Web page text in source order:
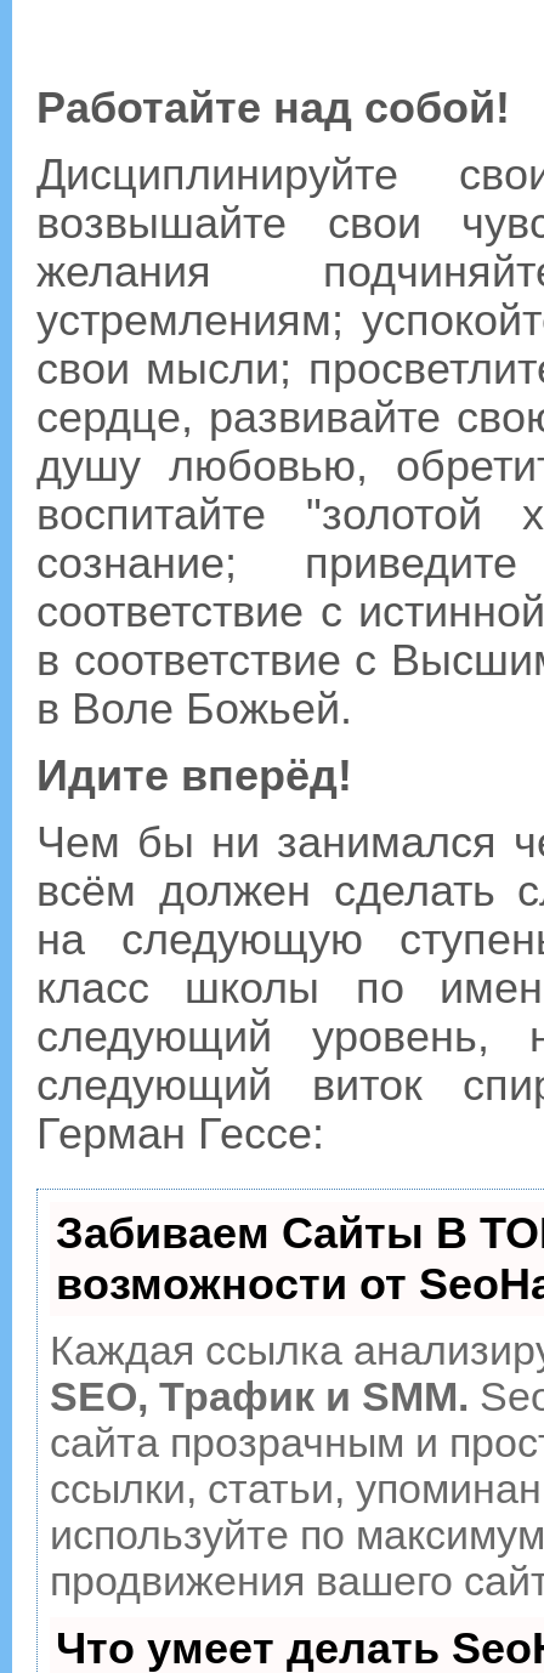
Работайте над собой!
Дисциплинируйте
возвышайте свои
желания
устремлениям;
свои мысли;
сердце, развивайте
душу любовью,
воспитайте "золотой
сознание;
соответствие с
в соответствие с
в Воле Божьей.
Идите вперёд!
Чем бы ни занимался
всём должен сделать
на следующую
класс школы по
следующий уровень,
следующий виток
Герман Гессе:
Забиваем Сайты В
возможности от
Каждая ссылка
SEO, Трафик и SMM.
сайта прозрачным и
ссылки, статьи,
используйте по
продвижения вашего
Что умеет делать